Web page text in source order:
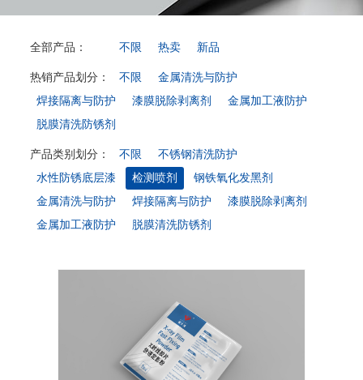
全部产品： 不限 热卖 新品
热销产品划分： 不限
金属清洗与防护
焊接隔离与防护
漆膜脱除剥离剂
金属加工液防护
脱膜清洗防锈剂
产品类别划分： 不限
不锈钢清洗防护
水性防锈底层漆
检测喷剂
钢铁氧化发黑剂
金属清洗与防护
焊接隔离与防护
漆膜脱除剥离剂
金属加工液防护
脱膜清洗防锈剂